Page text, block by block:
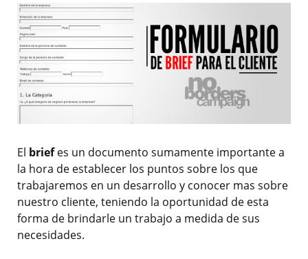
El briefes un documento sumamente importante a
la hora de establecer los puntos sobre los que
trabajaremos en un desarrollo y conocer mas sobre
nuestro cliente, teniendo la oportunidad de esta
forma de brindarle un trabajo a medida de sus
necesidades.